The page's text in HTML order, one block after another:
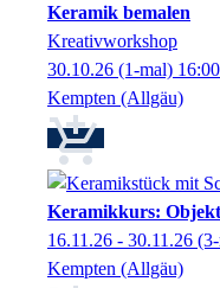
Keramik bemalen
Kreativworkshop
30.10.26 (1-mal) 16:00
Kempten (Allgäu)
Keramikkurs:
16.11.26 - 30.11.26
Kempten (Allgäu)